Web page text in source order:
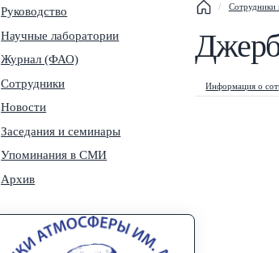
Институт физики атмосферы
Руководство
Научные лаборатории
Журнал (ФАО)
Сотрудники
Новости
Заседания и семинары
Упоминания в СМИ
Архив
Сотрудники
Информация о
This help